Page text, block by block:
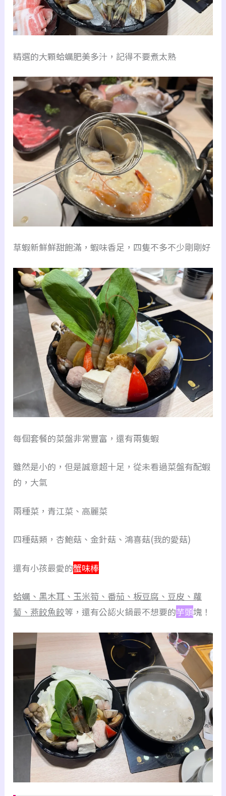
精選的大顆蛤蠣肥美多汁，記得不要煮太熟
草蝦新鮮鮮甜飽滿，蝦味香足，四隻不多不少剛剛好
每個套餐的菜盤非常豐富，還有兩隻蝦
雖然是小的，但是誠意超十足，從未看過菜盤有配蝦
的，大氣
兩種菜，青江菜、高麗菜
四種菇類，杏鮑菇、金針菇、鴻喜菇(我的愛菇)
還有小孩最愛的蟹味棒
蛤蠣、黑木耳、玉米筍、番茄、板豆腐、豆皮、蘿
蔔、燕餃魚餃等，還有公認火鍋最不想要的芋頭塊！